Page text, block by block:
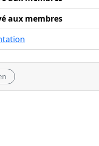
aux membres